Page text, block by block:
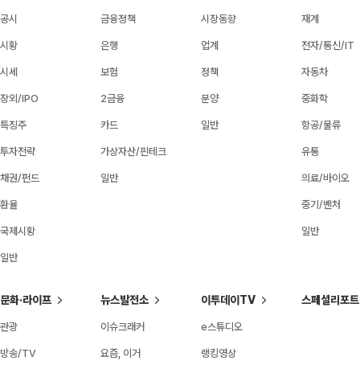
공시
시황
시세
장외/IPO
특징주
투자전략
채권/펀드
환율
국제시황
일반
금융정책
은행
보험
2금융
카드
가상자산/핀테크
일반
시장동향
업계
정책
분양
일반
재계
전자/통신/IT
자동차
중화학
항공/물류
유통
의료/바이오
중기/벤처
일반
문화·라이프
관광
방송/TV
뉴스발전소
이슈크래커
요즘, 이거
이투데이TV
e스튜디오
랭킹영상
스페셜리포트